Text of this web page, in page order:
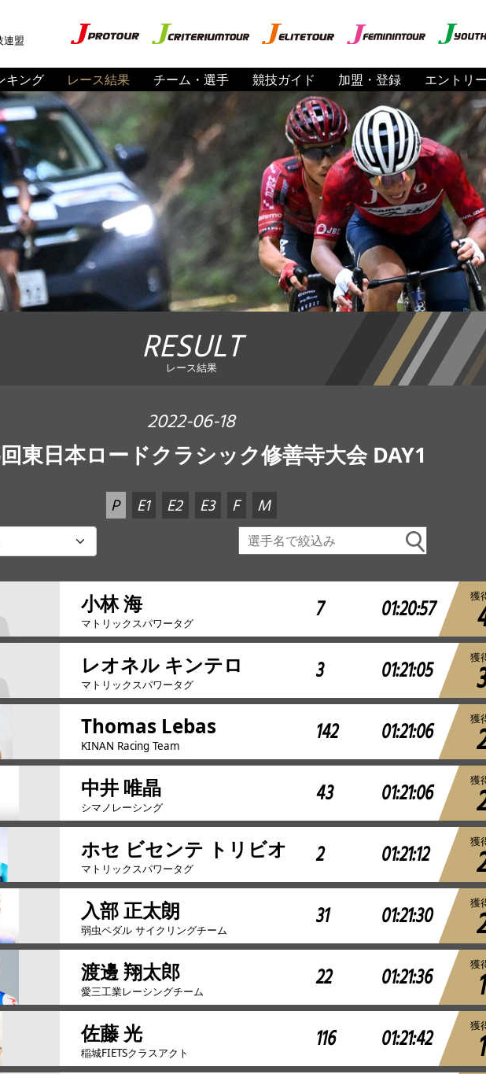
連盟
キング レース結果 チーム・選手 競技ガイド 加盟・登録 エントリー
RESULT
レース結果
2022-06-18
東日本ロードクラシック修善寺大会 DAY1
P E1 E2 E3 F M
小林 海
マトリックスパワータグ 7 01:20:57 獲
レオネル キンテロ
マトリックスパワータグ 3 01:21:05 獲
Thomas Lebas
KINAN Racing Team 142 01:21:06 獲
中井 唯晶
シマノレーシング 43 01:21:06 獲
ホセ ビセンテ トリビオ
マトリックスパワータグ 2 01:21:12 獲
入部 正太朗
弱虫ペダル サイクリングチーム 31 01:21:30 獲
渡邊 翔太郎
愛三工業レーシングチーム 22 01:21:36 獲
佐藤 光
稲城FIETSクラスアクト 116 01:21:42 獲